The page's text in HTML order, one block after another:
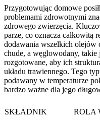
Przygotowując domowe
problemami zdrowotnymi
zdrowego zwierzęcia.
parze, co oznacza całkowitą
dodawania wszelkich olejów
chude, a węglowodany,
rozgotowane, aby ich
układu trawiennego. Tego
podawany w temperaturze
bardzo ważne dla jego
SKŁADNIK ROLA